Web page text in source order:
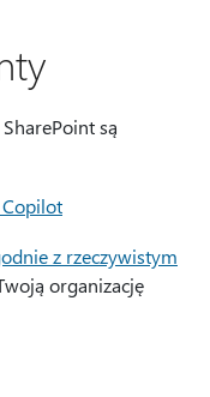
są
z rzeczywistym
organizację